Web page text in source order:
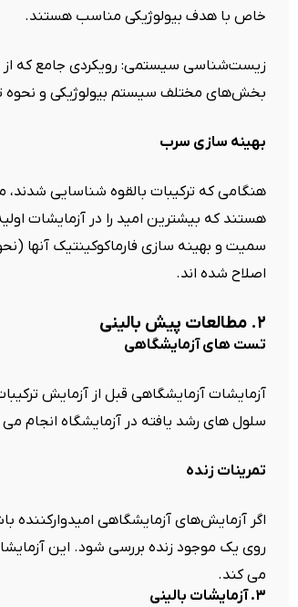
خاص با هدف بیولوژیکی مناسب هستند.
زیست‌شناسی سیستمی: رویکردی جامع که از
بخش‌های مختلف سیستم بیولوژیکی و نحوه
بهینه سازی سرب
هنگامی که ترکیبات بالقوه شناسایی
هستند که بیشترین امید را در آزمایشات
سمیت و بهینه سازی فارماکوکینتیک آنها
اصلاح شده اند.
۲. مطالعات پیش بالینی
تست های آزمایشگاهی
آزمایشات آزمایشگاهی قبل از آزمایش
سلول های رشد یافته در آزمایشگاه انجام
تمرینات زنده
اگر آزمایش‌های آزمایشگاهی امیدوارکننده
روی یک موجود زنده بررسی شود. این
می کند.
۳. آزمایشات بالینی